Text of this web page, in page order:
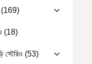
(169)
(18)
স্টেরিও (53)